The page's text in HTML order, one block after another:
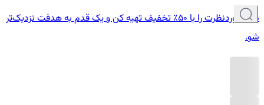
دوره موردنظرت را با ۵۰٪ تخفیف تهیه کن و یک قدم به هدفت نزدیک‌تر
شو.